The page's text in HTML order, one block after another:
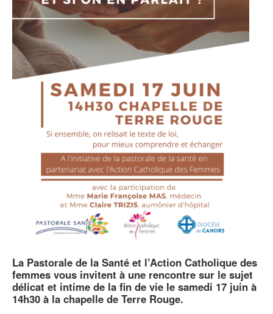
La Pastorale de la Santé et l’Action Catholique des
femmes vous invitent à une rencontre sur le sujet
délicat et intime de la fin de vie le samedi 17 juin à
14h30 à la chapelle de Terre Rouge.